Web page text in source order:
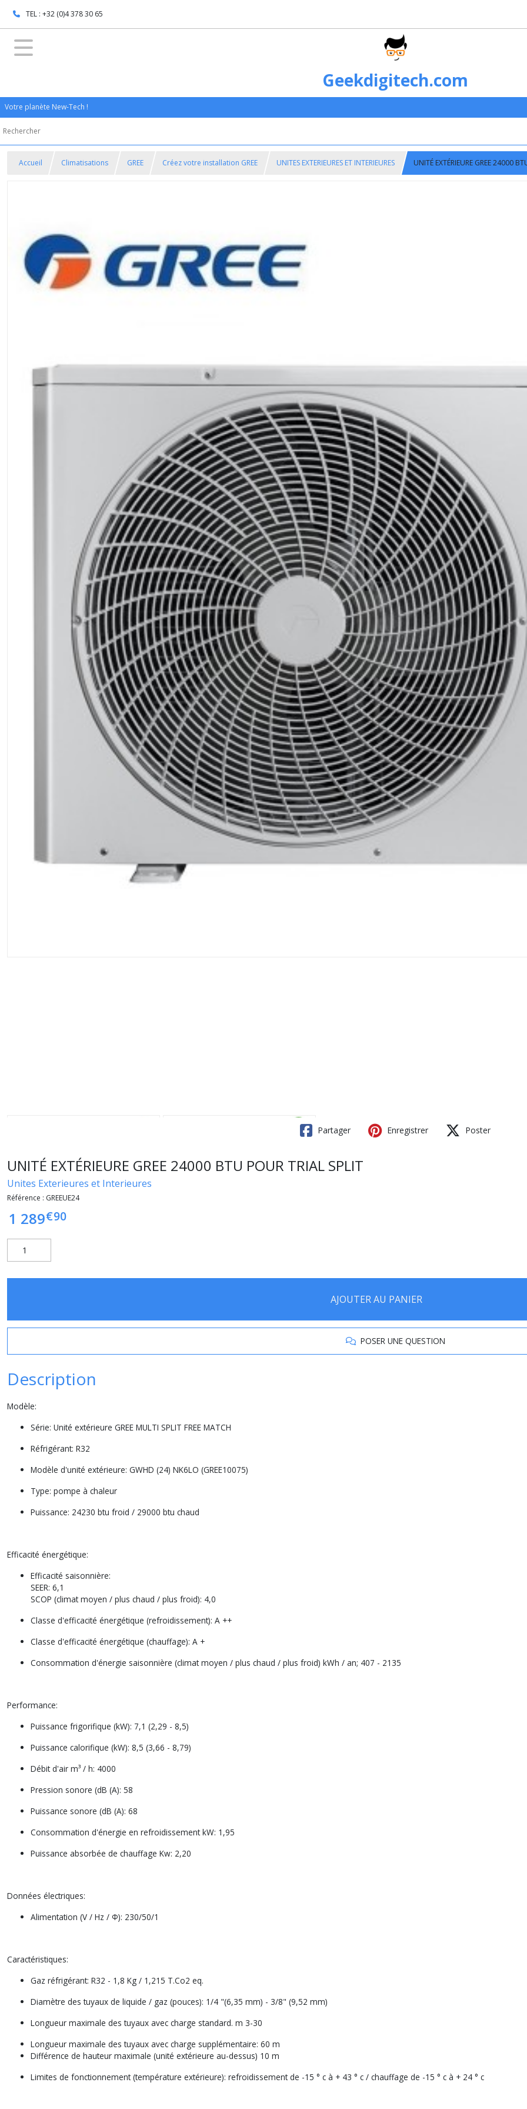
TEL : +32 (0)4 378 30 65
Geekdigitech.com
Votre planète New-Tech !
Accueil Climatisations GREE Créez votre installation GREE UNITES EXTERIEURES ET INTERIEURES UNITÉ EXTÉRIEURE GREE 24000
Partager Enregistrer Poster
UNITÉ EXTÉRIEURE GREE 24000 BTU POUR TRIAL SPLIT
Unites Exterieures et Interieures
Référence : GREEUE24
1 289€90
AJOUTER AU PANIER
POSER UNE QUESTION
Description
Modèle:
Série: Unité extérieure GREE MULTI SPLIT FREE MATCH
Réfrigérant: R32
Modèle d'unité extérieure: GWHD (24) NK6LO (GREE10075)
Type: pompe à chaleur
Puissance: 24230 btu froid / 29000 btu chaud
Efficacité énergétique:
Efficacité saisonnière:
SEER: 6,1
SCOP (climat moyen / plus chaud / plus froid): 4,0
Classe d'efficacité énergétique (refroidissement): A ++
Classe d'efficacité énergétique (chauffage): A +
Consommation d'énergie saisonnière (climat moyen / plus chaud / plus froid) kWh / an; 407 - 2135
Performance:
Puissance frigorifique (kW): 7,1 (2,29 - 8,5)
Puissance calorifique (kW): 8,5 (3,66 - 8,79)
Débit d'air m³ / h: 4000
Pression sonore (dB (A): 58
Puissance sonore (dB (A): 68
Consommation d'énergie en refroidissement kW: 1,95
Puissance absorbée de chauffage Kw: 2,20
Données électriques:
Alimentation (V / Hz / Φ): 230/50/1
Caractéristiques:
Gaz réfrigérant: R32 - 1,8 Kg / 1,215 T.Co2 eq.
Diamètre des tuyaux de liquide / gaz (pouces): 1/4 "(6,35 mm) - 3/8" (9,52 mm)
Longueur maximale des tuyaux avec charge standard. m 3-30
Longueur maximale des tuyaux avec charge supplémentaire: 60 m
Différence de hauteur maximale (unité extérieure au-dessus) 10 m
Limites de fonctionnement (température extérieure): refroidissement de -15 ° c à + 43 ° c / chauffage de -15 ° c à + 24 ° c